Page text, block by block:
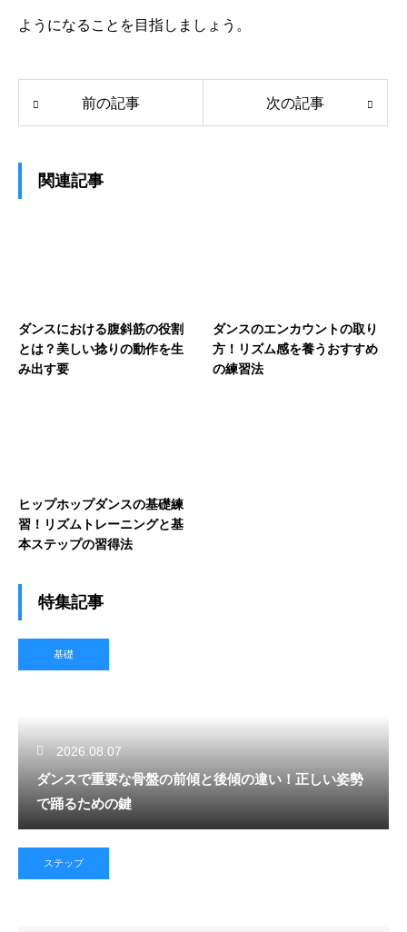
ようになることを目指しましょう。
前の記事 次の記事
関連記事
ダンスにおける腹斜筋の役割
とは？美しい捻りの動作を生
み出す要
ダンスのエンカウントの取り
方！リズム感を養うおすすめ
の練習法
ヒップホップダンスの基礎練
習！リズムトレーニングと基
本ステップの習得法
特集記事
基礎
2026.08.07
ダンスで重要な骨盤の前傾と後傾の違い！正しい姿勢
で踊るための鍵
ステップ